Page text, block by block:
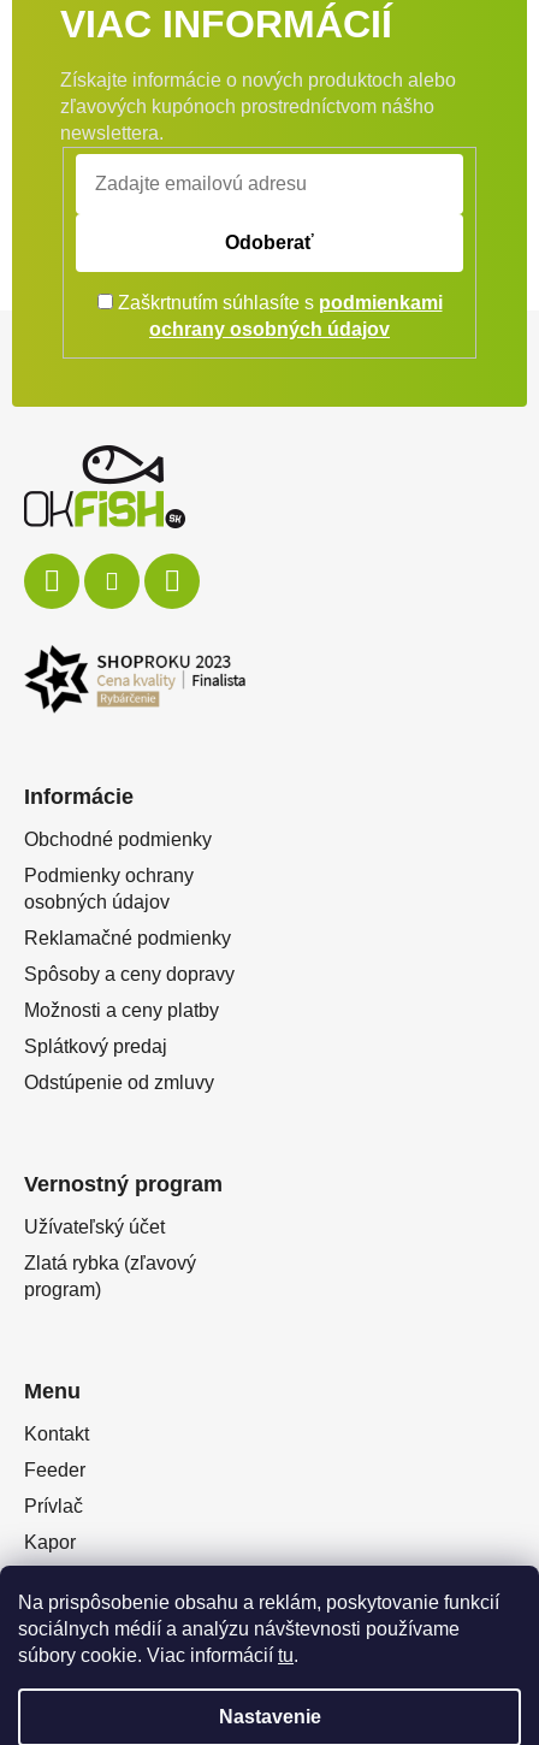
Na prispôsobenie obsahu a reklám, poskytovanie funkcií
sociálnych médií a analýzu návštevnosti používame
súbory cookie. Viac informácií tu.
Nastavenie
VIAC INFORMÁCIÍ
Získajte informácie o nových produktoch alebo
zľavových kupónoch prostredníctvom nášho
newslettera.
Odoberať
Zaškrtnutím súhlasíte s podmienkami
ochrany osobných údajov
Informácie
Obchodné podmienky
Podmienky ochrany
osobných údajov
Reklamačné podmienky
Spôsoby a ceny dopravy
Možnosti a ceny platby
Splátkový predaj
Odstúpenie od zmluvy
Vernostný program
Užívateľský účet
Zlatá rybka (zľavový
program)
Menu
Kontakt
Feeder
Prívlač
Kapor
Plávaná
Muškárina